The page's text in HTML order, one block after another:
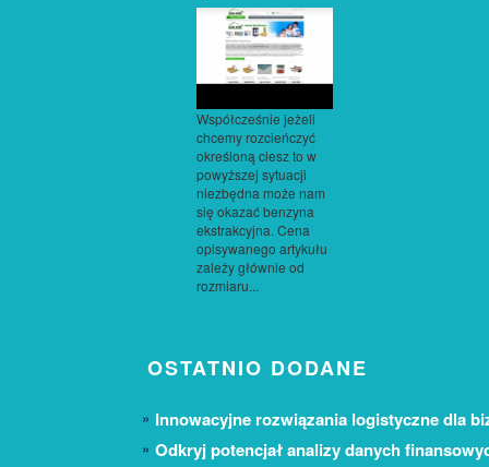
Współcześnie jeżeli
chcemy rozcieńczyć
określoną ciesz to w
powyższej sytuacji
niezbędna może nam
się okazać benzyna
ekstrakcyjna. Cena
opisywanego artykułu
zależy głównie od
rozmiaru...
OSTATNIO DODANE
Innowacyjne rozwiązania logistyczne dla
Odkryj potencjał analizy danych